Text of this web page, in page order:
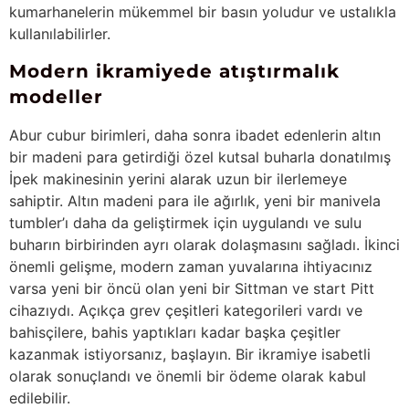
kumarhanelerin mükemmel bir basın yoludur ve ustalıkla
kullanılabilirler.
Modern ikramiyede atıştırmalık
modeller
Abur cubur birimleri, daha sonra ibadet edenlerin altın
bir madeni para getirdiği özel kutsal buharla donatılmış
İpek makinesinin yerini alarak uzun bir ilerlemeye
sahiptir. Altın madeni para ile ağırlık, yeni bir manivela
tumbler’ı daha da geliştirmek için uygulandı ve sulu
buharın birbirinden ayrı olarak dolaşmasını sağladı. İkinci
önemli gelişme, modern zaman yuvalarına ihtiyacınız
varsa yeni bir öncü olan yeni bir Sittman ve start Pitt
cihazıydı. Açıkça grev çeşitleri kategorileri vardı ve
bahisçilere, bahis yaptıkları kadar başka çeşitler
kazanmak istiyorsanız, başlayın. Bir ikramiye isabetli
olarak sonuçlandı ve önemli bir ödeme olarak kabul
edilebilir.